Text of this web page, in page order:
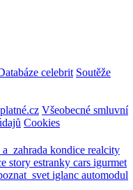
celebrit Soutěže
Všeobecné smluvní
Cookies
kondice realcity
story estranky cars igurmet
iglanc automodul